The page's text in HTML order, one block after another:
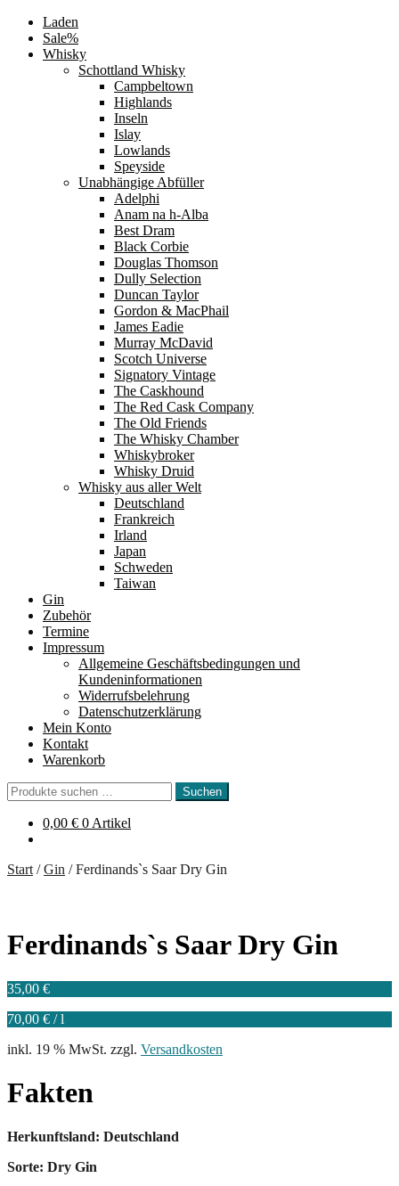
Laden
Sale%
Whisky
Schottland Whisky
Campbeltown
Highlands
Inseln
Islay
Lowlands
Speyside
Unabhängige Abfüller
Adelphi
Anam na h-Alba
Best Dram
Black Corbie
Douglas Thomson
Dully Selection
Duncan Taylor
Gordon & MacPhail
James Eadie
Murray McDavid
Scotch Universe
Signatory Vintage
The Caskhound
The Red Cask Company
The Old Friends
The Whisky Chamber
Whiskybroker
Whisky Druid
Whisky aus aller Welt
Deutschland
Frankreich
Irland
Japan
Schweden
Taiwan
Gin
Zubehör
Termine
Impressum
Allgemeine Geschäftsbedingungen und
Kundeninformationen
Widerrufsbelehrung
Datenschutzerklärung
Mein Konto
Kontakt
Warenkorb
Suchen
nach:
Suchen
0,00 € 0 Artikel
Start /Gin /Ferdinands`s Saar Dry Gin
Ferdinands`s Saar Dry Gin
35,00 €
70,00 € /l
inkl. 19 % MwSt. zzgl. Versandkosten
Fakten
Herkunftsland: Deutschland
Sorte: Dry Gin